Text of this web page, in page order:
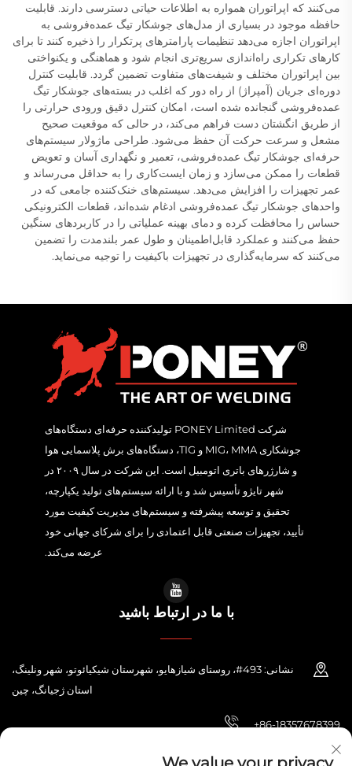
می‌کنند که اپراتوران همواره به اطلاعات حیاتی دسترسی دارند. قابلیت
حافظه موجود در بسیاری از مدل‌های جوشکار تیگ عمده‌فروشی به
اپراتوران اجازه می‌دهد تنظیمات پارامترهای پرتکرار را ذخیره کنند تا برای
کارهای تکراری راه‌اندازی سریع‌تری انجام شود و هماهنگی و یکنواختی
بین اپراتوران مختلف و شیفت‌های متفاوت تضمین گردد. قابلیت کنترل
دوره‌ای جریان (آمپراژ) از راه دور که اغلب در بسته‌های جوشکار تیگ
عمده‌فروشی گنجانده شده است، امکان کنترل دقیق ورودی حرارتی را
از طریق انگشتان دست فراهم می‌کند، در حالی که موقعیت صحیح
مشعل و سرعت حرکت آن حفظ می‌شود. طراحی ماژولار سیستم‌های
حرفه‌ای جوشکار تیگ عمده‌فروشی، تعمیر و نگهداری آسان و تعویض
قطعات را ممکن می‌سازد و زمان ایست‌کاری را به حداقل می‌رساند و
عمر تجهیزات را افزایش می‌دهد. سیستم‌های خنک‌کننده جامعی که در
واحدهای جوشکار تیگ عمده‌فروشی ادغام شده‌اند، قطعات الکترونیکی
حساس را محافظت کرده و دمای بهینه عملیاتی را در کاربردهای سنگین
حفظ می‌کنند و عملکرد قابل‌اطمینان و طول عمر بلندمدت را تضمین
می‌کنند که سرمایه‌گذاری در تجهیزات باکیفیت را توجیه می‌نماید.
شرکت PONEY Limited تولیدکننده حرفه‌ای دستگاه‌های
جوشکاری MIG، MMA و TIG، دستگاه‌های برش پلاسمایی هوا
و شارژرهای باتری اتومبیل است. این شرکت در سال ۲۰۰۹ در
شهر تایژو تأسیس شد و با ارائه سیستم‌های تولید یکپارچه،
تحقیق و توسعه پیشرفته و سیستم‌های مدیریت کیفیت مورد
تأیید، تجهیزات صنعتی قابل اعتمادی را برای شرکای جهانی خود
عرضه می‌کند.
با ما در ارتباط باشید
نشانی: 493#، روستای شیازهایو، شهرستان شیکیائوتو، شهر ونلینگ،
استان ژجیانگ، چین
+86-18357678399
[email protected]